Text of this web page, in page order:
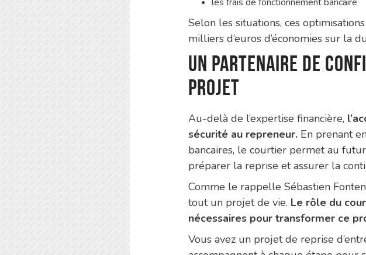
Selon les situations, ces
milliers d’euros d’économies sur la
Un partenaire de
projet
Au-delà de l’expertise financière,
sécurité au repreneur. En prenant
bancaires, le courtier permet au
préparer la reprise et assurer la
Comme le rappelle Sébastien
tout un projet de vie. Le rôle du
nécessaires pour transformer ce
Vous avez un projet de reprise